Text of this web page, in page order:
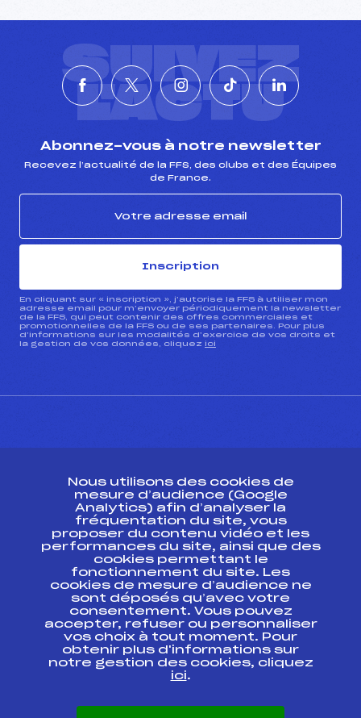
SUIVEZ
L'ACTU
Abonnez-vous à notre newsletter
Recevez l’actualité de la FFS, des clubs et des Équipes
de France.
Inscription
En cliquant sur « inscription », j’autorise la FFS à utiliser mon
adresse email pour m’envoyer périodiquement la newsletter
de la FFS, qui peut contenir des offres commerciales et
promotionnelles de la FFS ou de ses partenaires. Pour plus
d’informations sur les modalités d’exercice de vos droits et
la gestion de vos données, cliquez ici
Ressources
Pass’Neige
Projet sportif fédéral
Projet de performance fédéral
Antidopage
Pôle Développement, Formation, Suivi
Scientifique
Listes ministérielles
Pôle vie de l’athlète
Enseignement professionnel
Nous utilisons des cookies de
mesure d’audience (Google
Analytics) afin d’analyser la
fréquentation du site, vous
proposer du contenu vidéo et les
performances du site, ainsi que des
cookies permettant le
fonctionnement du site. Les
cookies de mesure d’audience ne
sont déposés qu’avec votre
consentement. Vous pouvez
accepter, refuser ou personnaliser
vos choix à tout moment. Pour
obtenir plus d'informations sur
notre gestion des cookies, cliquez
ici.